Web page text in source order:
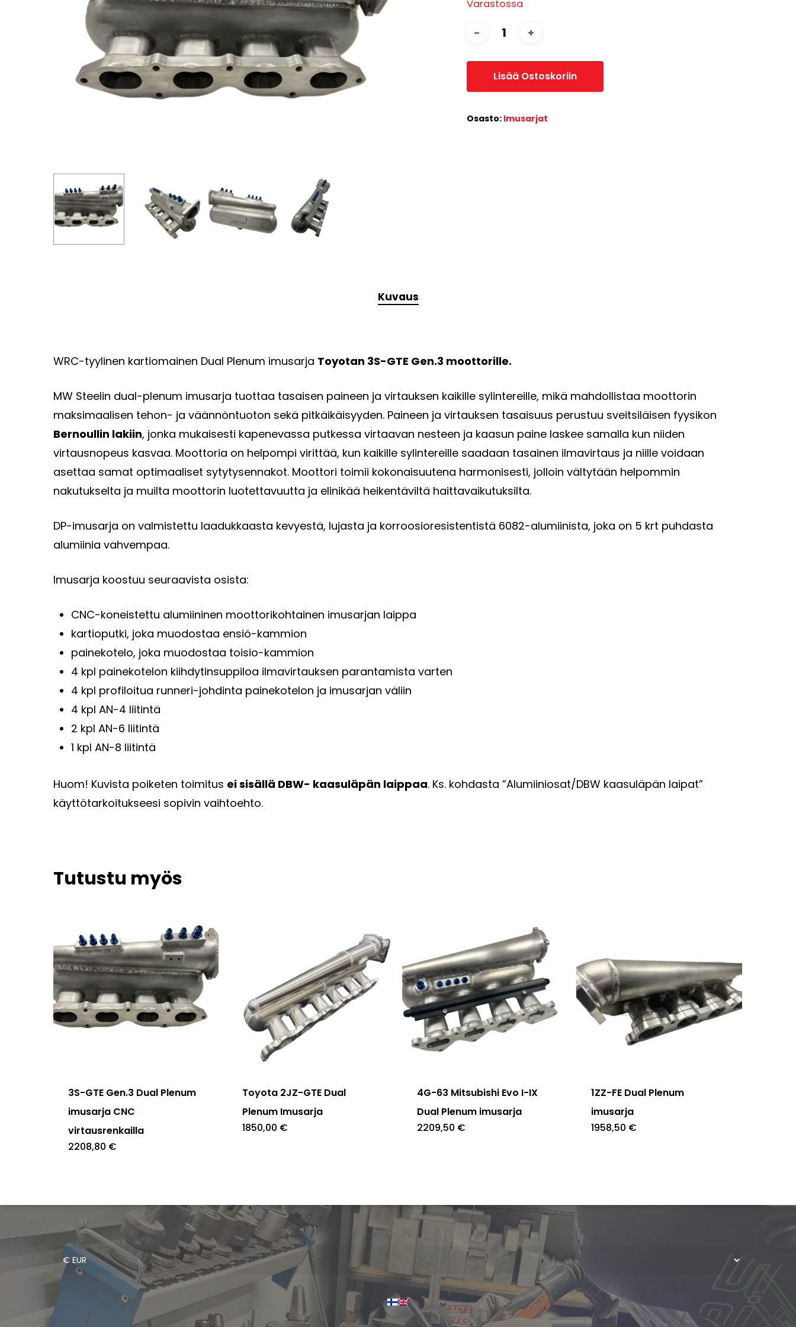
Varastossa
Lisää Ostoskoriin
Osasto: Imusarjat
Kuvaus
WRC-tyylinen kartiomainen Dual Plenum imusarja Toyotan 3S-GTE Gen.3 moottorille.
MW Steelin dual-plenum imusarja tuottaa tasaisen paineen ja virtauksen kaikille sylintereille, mikä mahdollistaa moottorin
maksimaalisen tehon- ja väännöntuoton sekä pitkäikäisyyden. Paineen ja virtauksen tasaisuus perustuu sveitsiläisen fyysikon
Bernoullin lakiin, jonka mukaisesti kapenevassa putkessa virtaavan nesteen ja kaasun paine laskee samalla kun niiden
virtausnopeus kasvaa. Moottoria on helpompi virittää, kun kaikille sylintereille saadaan tasainen ilmavirtaus ja niille voidaan
asettaa samat optimaaliset sytytysennakot. Moottori toimii kokonaisuutena harmonisesti, jolloin vältytään helpommin
nakutukselta ja muilta moottorin luotettavuutta ja elinikää heikentäviltä haittavaikutuksilta.
DP-imusarja on valmistettu laadukkaasta kevyestä, lujasta ja korroosioresistentistä 6082-alumiinista, joka on 5 krt puhdasta
alumiinia vahvempaa.
Imusarja koostuu seuraavista osista:
CNC-koneistettu alumiininen moottorikohtainen imusarjan laippa
kartioputki, joka muodostaa ensiö-kammion
painekotelo, joka muodostaa toisio-kammion
4 kpl painekotelon kiihdytinsuppiloa ilmavirtauksen parantamista varten
4 kpl profiloitua runneri-johdinta painekotelon ja imusarjan väliin
4 kpl AN-4 liitintä
2 kpl AN-6 liitintä
1 kpl AN-8 liitintä
Huom! Kuvista poiketen toimitus ei sisällä DBW- kaasuläpän laippaa. Ks. kohdasta ”Alumiiniosat/DBW kaasuläpän laipat”
käyttötarkoitukseesi sopivin vaihtoehto.
Tutustu myös
3S-GTE Gen.3 Dual Plenum
imusarja CNC
virtausrenkailla
2208,80 €
Toyota 2JZ-GTE Dual
Plenum Imusarja
1850,00 €
4G-63 Mitsubishi Evo I-IX
Dual Plenum imusarja
2209,50 €
1ZZ-FE Dual Plenum
imusarja
1958,50 €